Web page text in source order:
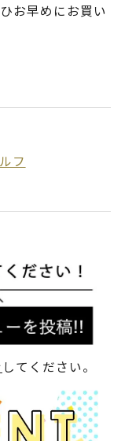
お早めにお買い
フ
してください。